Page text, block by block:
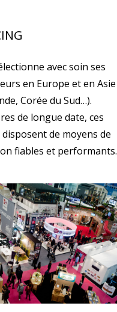
avec soin ses
en Europe et en Asie
Corée du Sud…).
de longue date, ces
de moyens de
fiables et performants.